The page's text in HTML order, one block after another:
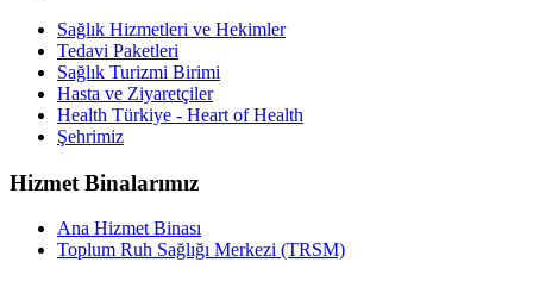
Sağlık Hizmetleri ve Hekimler
Tedavi Paketleri
Sağlık Turizmi Birimi
Hasta ve Ziyaretçiler
Health Türkiye - Heart of Health
Şehrimiz
Hizmet Binalarımız
Ana Hizmet Binası
Toplum Ruh Sağlığı Merkezi (TRSM)